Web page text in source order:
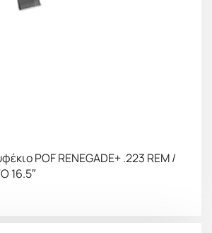
POF RENEGADE+ .223 REM /
16.5″